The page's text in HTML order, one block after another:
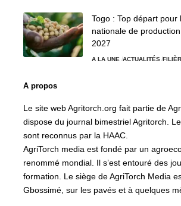
Togo : Top départ pour
nationale de
2027
A LA UNE ACTUALITÉS
A propos
Le site web Agritorch.org fait partie de
dispose du journal bimestriel Agritorch.
sont reconnus par la HAAC.
AgriTorch media est fondé par un
renommé mondial. Il s’est entouré des
formation. Le siège de AgriTorch Media
Gbossimé, sur les pavés et à quelques